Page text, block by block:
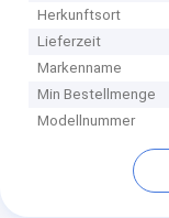
Herkunftsort
Lieferzeit
Markenname
Min Bestellmenge
Modellnummer